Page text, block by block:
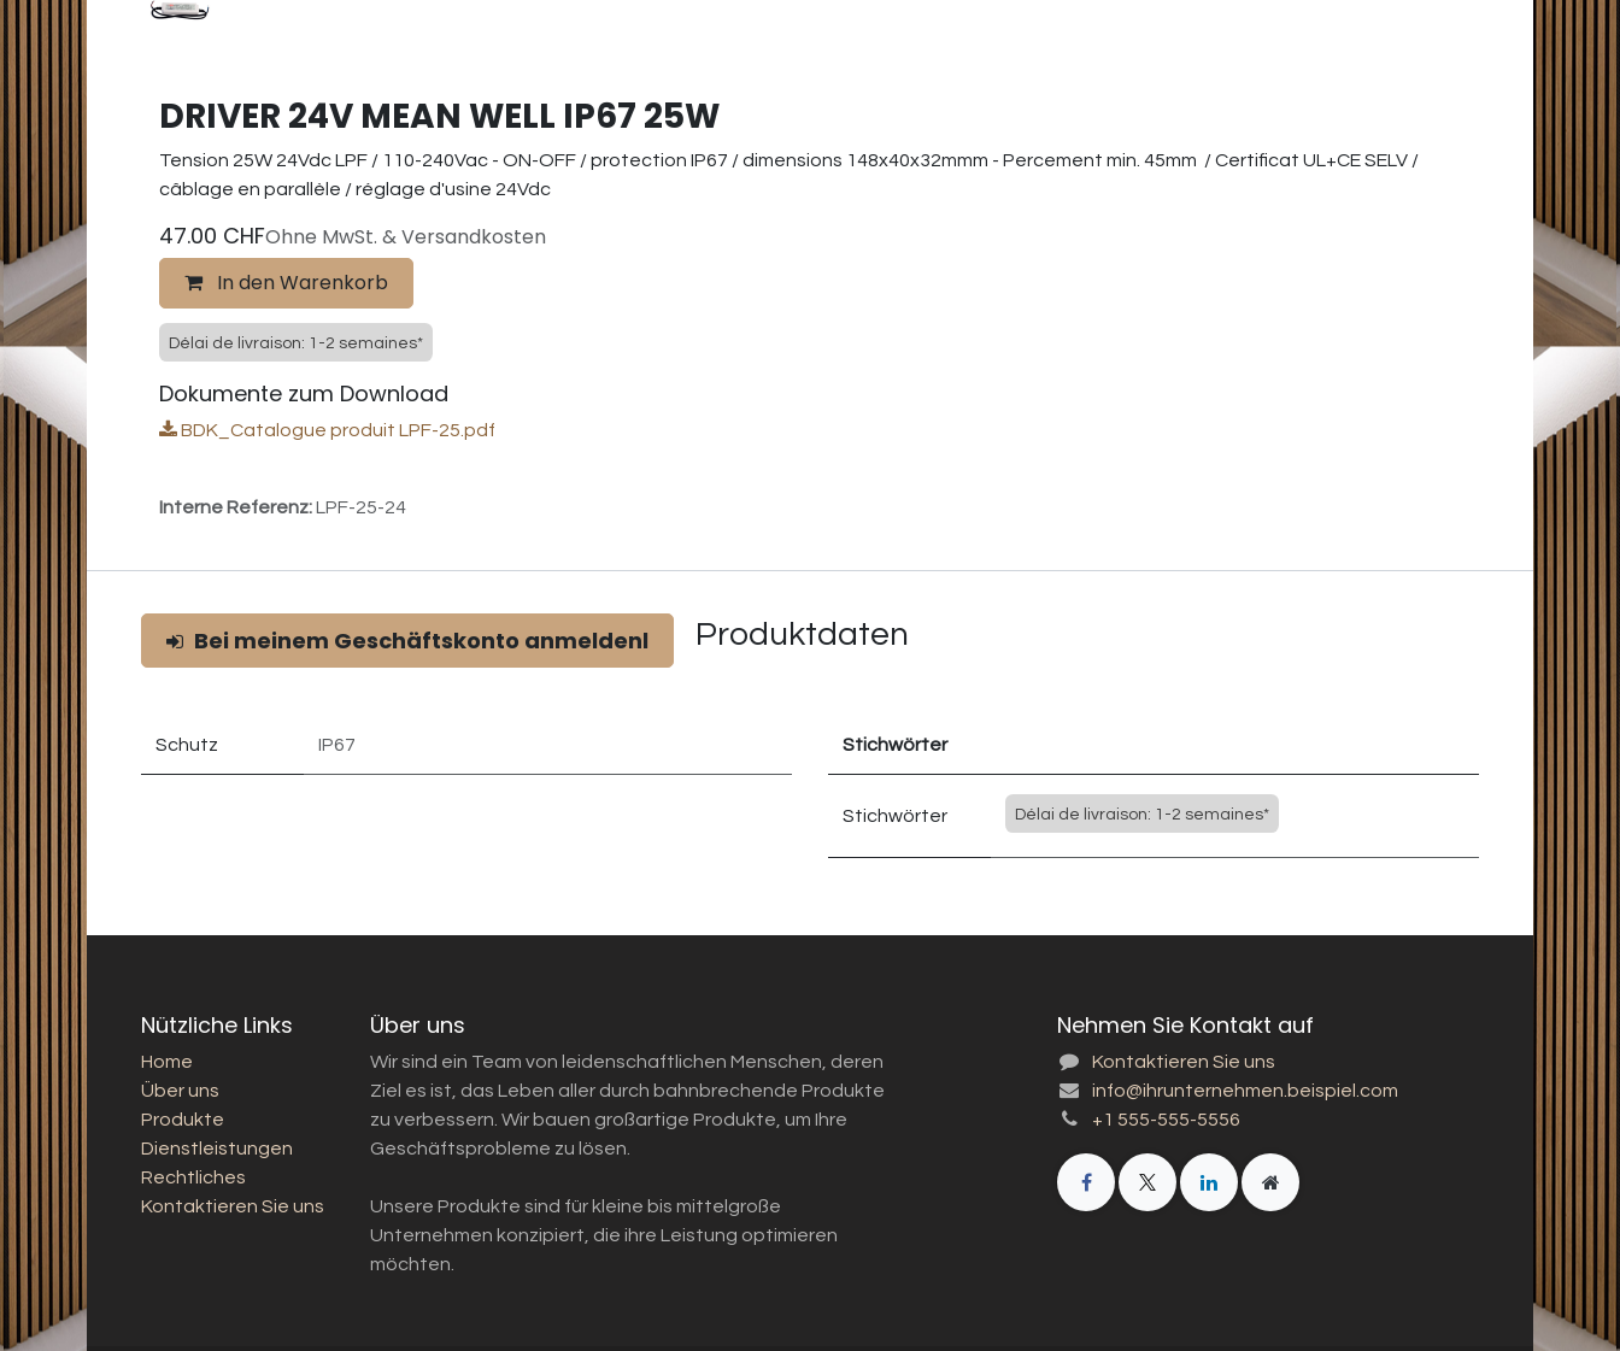
DRIVER 24V MEAN WELL IP67 25W
Tension 25W 24Vdc LPF / 110-240Vac - ON-OFF / protection IP67 / dimensions 148x40x32mmm - Percement min. 45mm / Certificat UL+CE SELV /
câblage en parallèle / réglage d'usine 24Vdc
47.00 CHFOhne MwSt. & Versandkosten
In den Warenkorb
Délai de livraison: 1-2 semaines*
Dokumente zum Download
BDK_Catalogue produit LPF-25.pdf
Interne Referenz:LPF-25-24
Bei meinem Geschäftskonto anmeldenl Produktdaten
Schutz IP67 Stichwörter
Stichwörter Délai de livraison: 1-2 semaines*
Nützliche Links
Home
Über uns
Produkte
Dienstleistungen
Rechtliches
Kontaktieren Sie uns
Über uns
Wir sind ein Team von leidenschaftlichen Menschen, deren
Ziel es ist, das Leben aller durch bahnbrechende Produkte
zu verbessern. Wir bauen großartige Produkte, um Ihre
Geschäftsprobleme zu lösen.
Unsere Produkte sind für kleine bis mittelgroße
Unternehmen konzipiert, die ihre Leistung optimieren
möchten.
Nehmen Sie Kontakt auf
Kontaktieren Sie uns
info@ihrunternehmen.beispiel.com
+1 555-555-5556